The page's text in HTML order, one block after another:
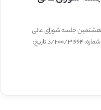
جلسه شورای عالی
هماهنگی اقتصادیقانون مالیات های مستقیم شماره: ۲۰۰/۳۱۶۶۴/د تاریخ: